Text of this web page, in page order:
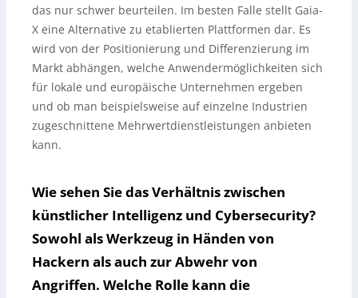
das nur schwer beurteilen. Im besten Falle stellt Gaia-
X eine Alternative zu etablierten Plattformen dar. Es
wird von der Positionierung und Differenzierung im
Markt abhängen, welche Anwendermöglichkeiten sich
für lokale und europäische Unternehmen ergeben
und ob man beispielsweise auf einzelne Industrien
zugeschnittene Mehrwertdienstleistungen anbieten
kann.
Wie sehen Sie das Verhältnis zwischen
künstlicher Intelligenz und Cybersecurity?
Sowohl als Werkzeug in Händen von
Hackern als auch zur Abwehr von
Angriffen. Welche Rolle kann die